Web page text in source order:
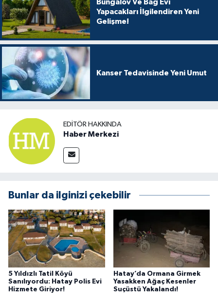
Bungalov Ve Bağ Evi
Yapacakları İlgilendiren Yeni
Gelişme!
Kanser Tedavisinde Yeni Umut
EDITÖR HAKKINDA
Haber Merkezi
Bunlar da ilginizi çekebilir
5 Yıldızlı Tatil Köyü
Sanılıyordu: Hatay Polis Evi
Hizmete Giriyor!
Hatay’da Ormana Girmek
Yasakken Ağaç Kesenler
Suçüstü Yakalandı!